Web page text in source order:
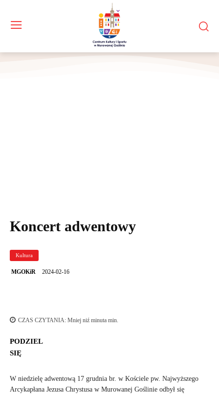
Koncert adwentowy
Kultura
MGOKiR 2024-02-16
CZAS CZYTANIA: Mniej niź minuta min.
PODZIEL
SIĘ
W niedzielę adwentową 17 grudnia br. w Kościele pw. Najwyższego
Arcykapłana Jezusa Chrystusa w Murowanej Goślinie odbył się